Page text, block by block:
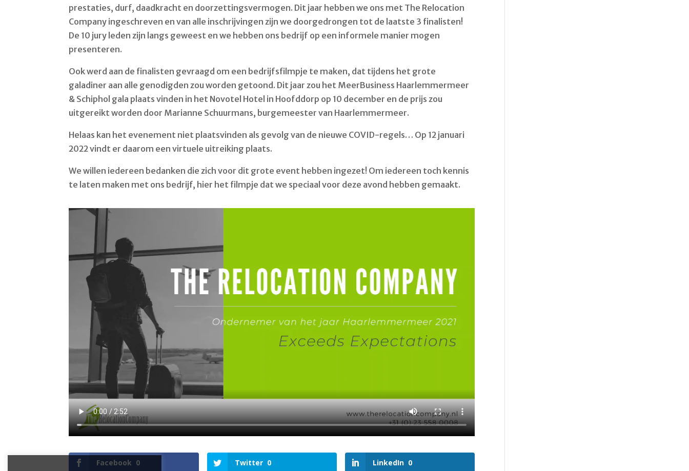
prestaties, durf, daadkracht en doorzettingsvermogen. Dit jaar hebben we ons met The Relocation
Company ingeschreven en van alle inschrijvingen zijn we doorgedrongen tot de laatste 3 finalisten!
De 10 jury leden zijn langs geweest en we hebben ons bedrijf op een informele manier mogen
presenteren.
Ook werd aan de finalisten gevraagd om een bedrijfsfilmpje te maken, dat tijdens het grote
galadiner aan alle genodigden zou worden getoond. Dit jaar zou het MeerBusiness Haarlemmermeer
& Schiphol gala plaats vinden in het Novotel Hotel in Hoofddorp op 10 december en de prijs zou
uitgereikt worden door Marianne Schuurmans, burgemeester van Haarlemmermeer.
Helaas kan het evenement niet plaatsvinden als gevolg van de nieuwe COVID-regels… Op 12 januari
2022 vindt er daarom een virtuele uitreiking plaats.
We willen iedereen bedanken die zich voor dit grote event hebben ingezet! Om iedereen toch kennis
te laten maken met ons bedrijf, hier het filmpje dat we speciaal voor deze avond hebben gemaakt.
Facebook 0 Twitter 0 LinkedIn 0